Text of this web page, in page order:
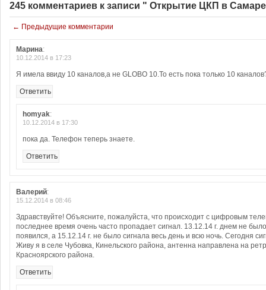
245 комментариев к записи " Открытие ЦКП в
← Предыдущие комментарии
Марина:
10.12.2014 в 17:23
Я имела ввиду 10 каналов,а не GLOBO 10.То есть пока только 10
Ответить
homyak:
10.12.2014 в 17:30
пока да. Телефон теперь знаете.
Ответить
Валерий:
15.12.2014 в 08:46
Здравствуйте! Объясните, пожалуйста, что происходит с цифровым
последнее время очень часто пропадает сигнал. 13.12.14 г. днем не
появился, а 15.12.14 г. не было сигнала весь день и всю ночь. Сегодня
Живу я в селе Чубовка, Кинельского района, антенна направлена на
Красноярского района.
Ответить